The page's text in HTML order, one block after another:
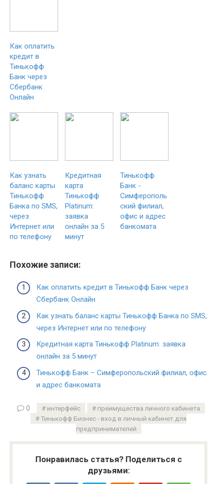
Как оплатить
кредит в
Тинькофф
Банк через
Сбербанк
Онлайн
Как узнать
баланс карты
Тинькофф
Банка по SMS,
через
Интернет или
по телефону
Кредитная
карта
Тинькофф
Platinum:
заявка
онлайн за 5
минут
Тинькофф
Банк -
Симферополь
ский филиал,
офис и адрес
банкомата
Похожие записи:
Как оплатить кредит в Тинькофф Банк через
Сбербанк Онлайн
Как узнать баланс карты Тинькофф Банка по SMS,
через Интернет или по телефону
Кредитная карта Тинькофф Platinum: заявка
онлайн за 5 минут
Тинькофф Банк – Симферопольский филиал, офис
и адрес банкомата
0 интерфейс
преимущества личного кабинета
Тинькофф Бизнес - вход в личный кабинет для
предпринимателей
Понравилась статья? Поделиться с
друзьями: